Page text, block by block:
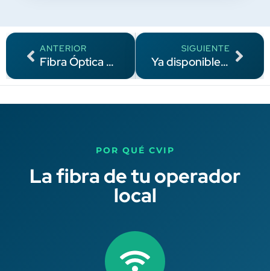
ANTERIOR
Fibra Óptica Estudiantes – Vuelta Al Cole – Fibra 1GB
SIGUIENTE
Ya disponible VoWiFi y VoLTE en CVIP: llama por WiFi y con voz HD desde tu móvil
POR QUÉ CVIP
La fibra de tu operador
local